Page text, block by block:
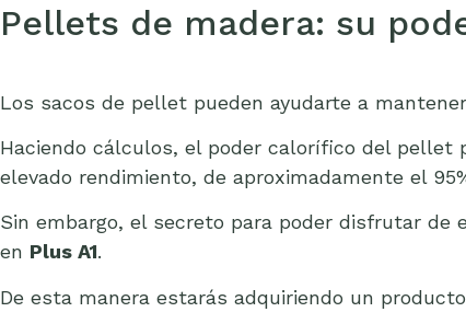
Pellets de madera: su
Los sacos de pellet pueden ayudarte a
Haciendo cálculos, el poder calorífico del pellet
elevado rendimiento, de aproximadamente el
Sin embargo, el secreto para poder disfrutar de
en Plus A1.
De esta manera estarás adquiriendo un